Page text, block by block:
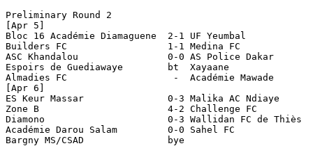
Preliminary Round 2
[Apr 5]
Bloc 16 Académie Diamaguene  2-1 UF Yeumbal
Builders FC                  1-1 Medina FC
ASC Khandalou                0-0 AS Police
Espoirs de Guediawaye        bt  Xayaane
Almadies FC                   -  Académie Mawade
[Apr 6]
ES Keur Massar               0-3 Malika AC Ndiaye
Zone B                       4-2 Challenge FC
Diamono                      0-3 Wallidan FC de Thiès
Académie Darou Salam         0-0 Sahel FC
Bargny MS/CSAD               bye